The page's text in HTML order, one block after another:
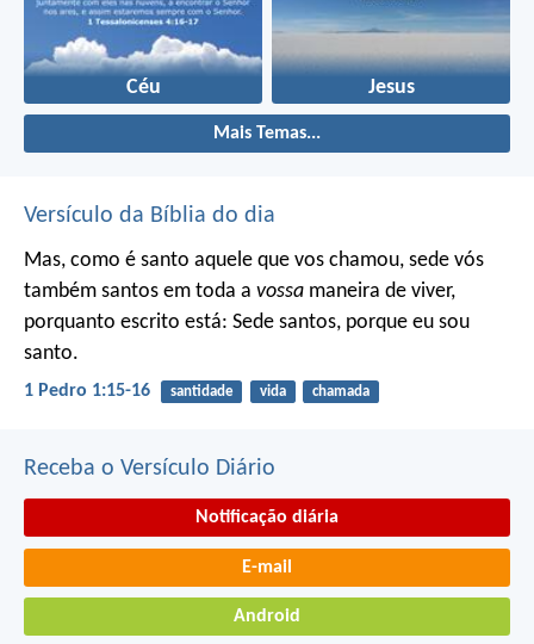
Céu Jesus
Mais Temas...
Versículo da Bíblia do dia
Mas, como é santo aquele que vos chamou, sede vós
também santos em toda a vossa maneira de viver,
porquanto escrito está: Sede santos, porque eu sou
santo.
1 Pedro 1:15-16 santidade vida chamada
Receba o Versículo Diário
Notificação diária
E-mail
Android